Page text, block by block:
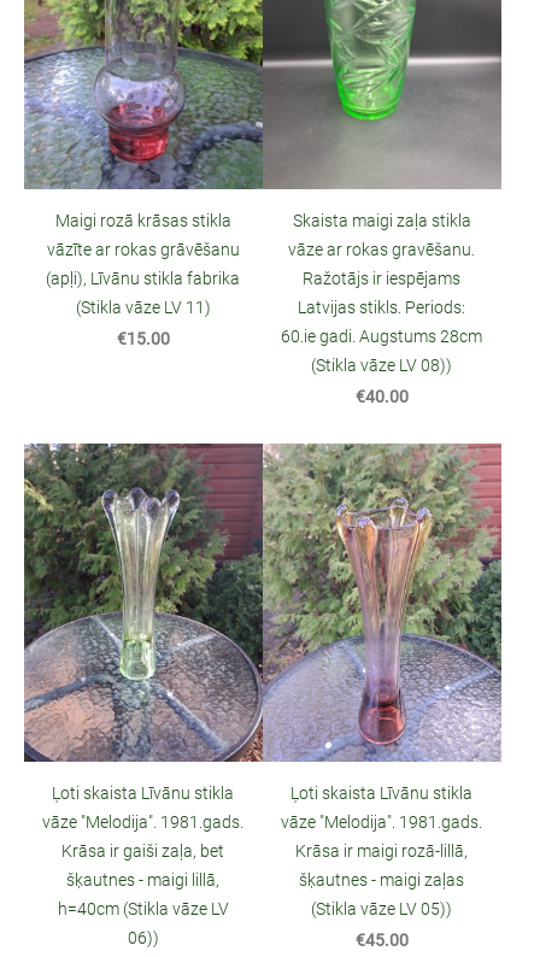
Maigi rozā krāsas stikla
vāzīte ar rokas grāvēšanu
(apļi), Līvānu stikla fabrika
(Stikla vāze LV 11)
€15.00
Skaista maigi zaļa stikla
vāze ar rokas gravēšanu.
Ražotājs ir iespējams
Latvijas stikls. Periods:
60.ie gadi. Augstums 28cm
(Stikla vāze LV 08))
€40.00
Ļoti skaista Līvānu stikla
vāze "Melodija". 1981.gads.
Krāsa ir gaiši zaļa, bet
šķautnes - maigi lillā,
h=40cm (Stikla vāze LV
06))
Ļoti skaista Līvānu stikla
vāze "Melodija". 1981.gads.
Krāsa ir maigi rozā-lillā,
šķautnes - maigi zaļas
(Stikla vāze LV 05))
€45.00